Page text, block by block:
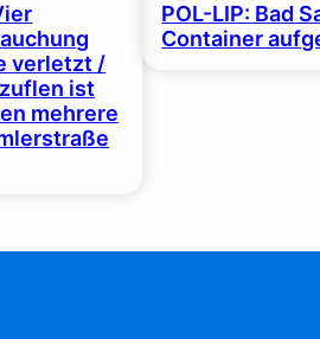
verletzt /
ist
mehrere
POL-LIP: Bad
Container